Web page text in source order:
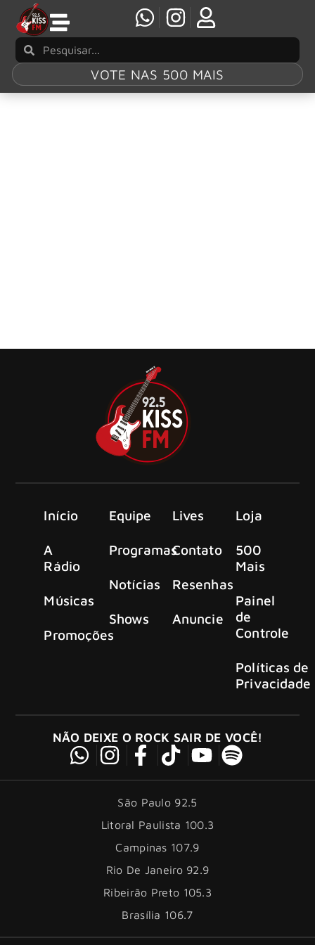
VOTE NAS 500 MAIS
Início
A
Rádio
Músicas
Promoções
Equipe
Programas
Notícias
Shows
Lives
Contato
Resenhas
Anuncie
Loja
500
Mais
Painel
de
Controle
Políticas de
Privacidade
NÃO DEIXE O ROCK SAIR DE VOCÊ!
São Paulo 92.5
Litoral Paulista 100.3
Campinas 107.9
Rio De Janeiro 92.9
Ribeirão Preto 105.3
Brasília 106.7